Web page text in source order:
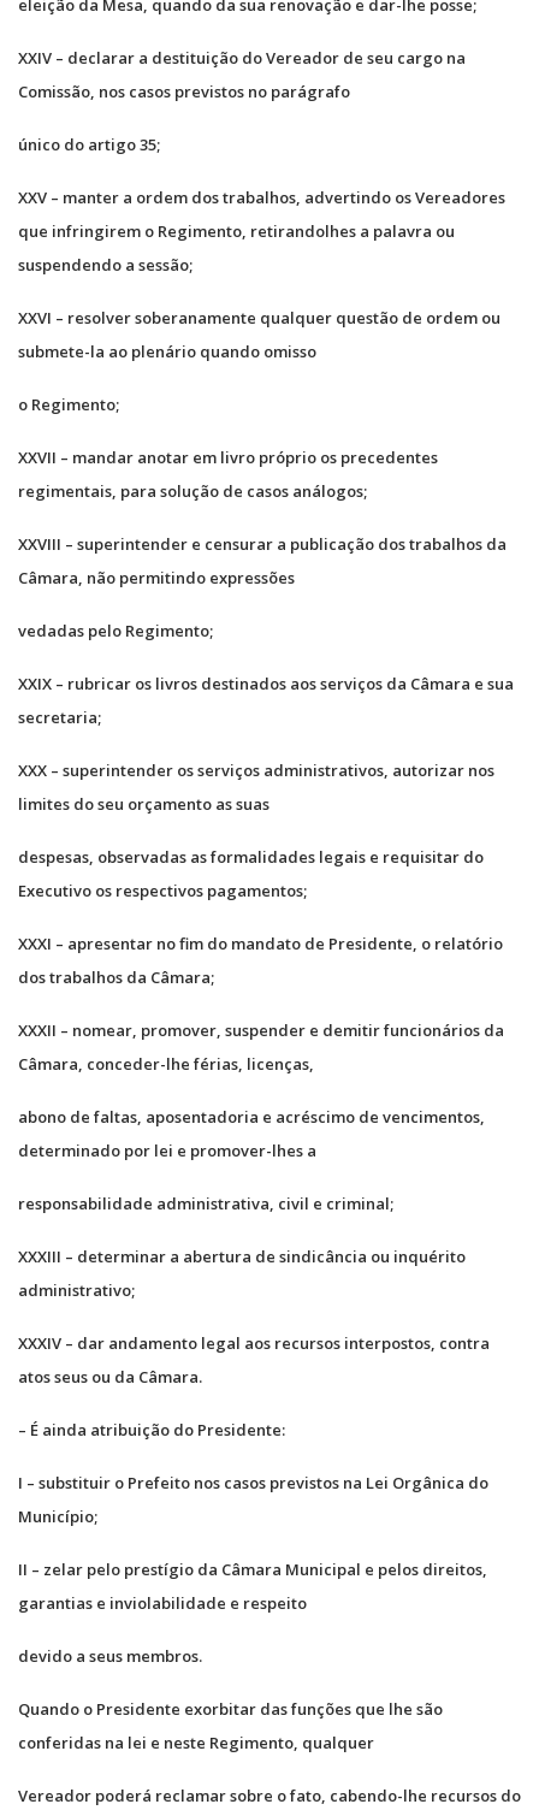
eleição da Mesa, quando da sua renovação e dar-lhe posse;
XXIV – declarar a destituição do Vereador de seu cargo na
Comissão, nos casos previstos no parágrafo
único do artigo 35;
XXV – manter a ordem dos trabalhos, advertindo os Vereadores
que infringirem o Regimento, retirandolhes a palavra ou
suspendendo a sessão;
XXVI – resolver soberanamente qualquer questão de ordem ou
submete-la ao plenário quando omisso
o Regimento;
XXVII – mandar anotar em livro próprio os precedentes
regimentais, para solução de casos análogos;
XXVIII – superintender e censurar a publicação dos trabalhos da
Câmara, não permitindo expressões
vedadas pelo Regimento;
XXIX – rubricar os livros destinados aos serviços da Câmara e sua
secretaria;
XXX – superintender os serviços administrativos, autorizar nos
limites do seu orçamento as suas
despesas, observadas as formalidades legais e requisitar do
Executivo os respectivos pagamentos;
XXXI – apresentar no fim do mandato de Presidente, o relatório
dos trabalhos da Câmara;
XXXII – nomear, promover, suspender e demitir funcionários da
Câmara, conceder-lhe férias, licenças,
abono de faltas, aposentadoria e acréscimo de vencimentos,
determinado por lei e promover-lhes a
responsabilidade administrativa, civil e criminal;
XXXIII – determinar a abertura de sindicância ou inquérito
administrativo;
XXXIV – dar andamento legal aos recursos interpostos, contra
atos seus ou da Câmara.
– É ainda atribuição do Presidente:
I – substituir o Prefeito nos casos previstos na Lei Orgânica do
Município;
II – zelar pelo prestígio da Câmara Municipal e pelos direitos,
garantias e inviolabilidade e respeito
devido a seus membros.
Quando o Presidente exorbitar das funções que lhe são
conferidas na lei e neste Regimento, qualquer
Vereador poderá reclamar sobre o fato, cabendo-lhe recursos do